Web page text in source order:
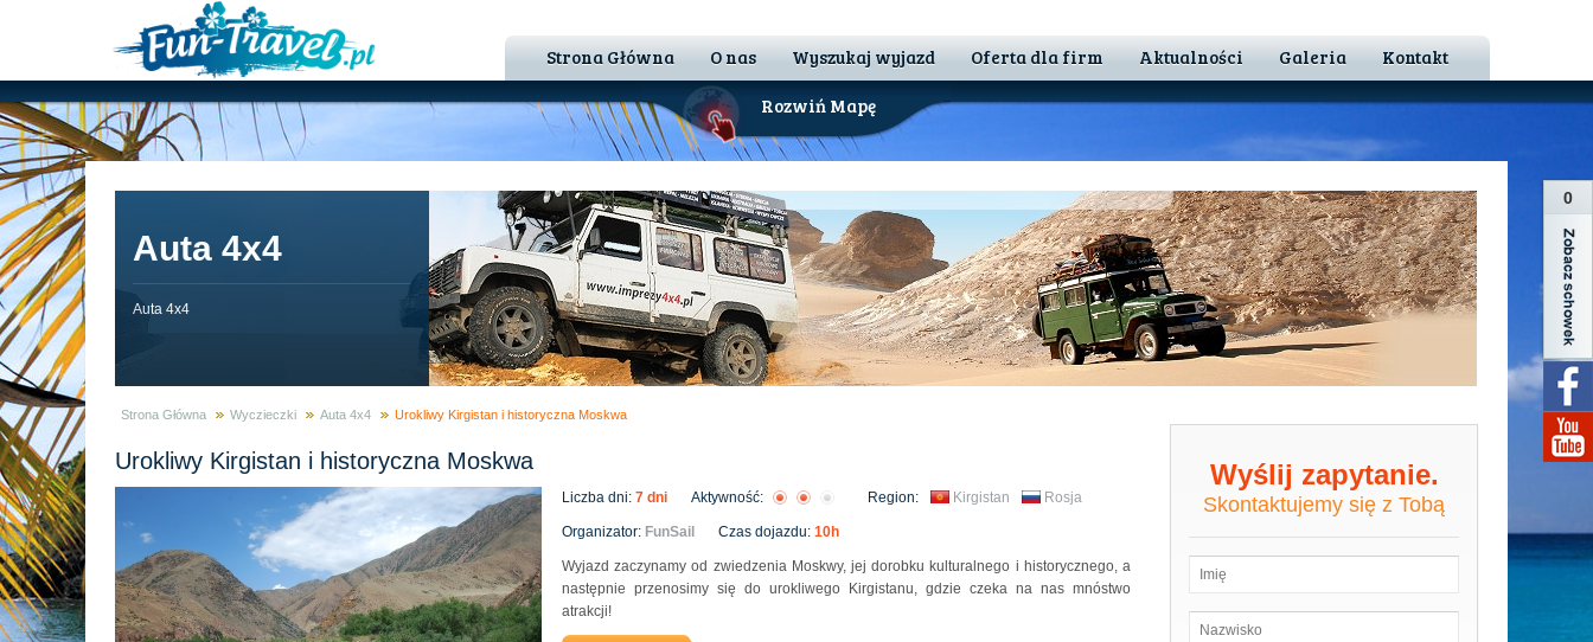
0
Strona Główna O nas Wyszukaj wyjazd Oferta dla firm Aktualności Galeria Kontakt
Zaufali Nam
Rozwiń Mapę
Auta 4x4
Auta 4x4
Strona Główna Wyczieczki Auta 4x4 Urokliwy Kirgistan i historyczna Moskwa
Urokliwy Kirgistan i historyczna Moskwa
Liczba dni: 7 dni Aktywność: Region: Kirgistan Rosja
Organizator: FunSail Czas dojazdu: 10h
Wyjazd zaczynamy od zwiedzenia Moskwy, jej dorobku kulturalnego i historycznego, a
następnie przenosimy się do urokliwego Kirgistanu, gdzie czeka na nas mnóstwo
atrakcji!
Wyślij zapytanie.
Skontaktujemy się z Tobą